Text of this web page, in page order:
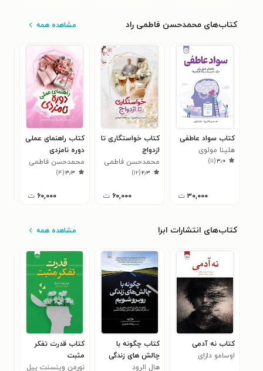
کتاب‌های محمدحسن فاطمی راد مشاهده همه
کتاب سواد عاطفی
هلینا مولوی
۳٫۰(۱۱)
۳۰,۰۰۰ ت
کتاب خواستگاری تا
ازدواج
محمدحسن فاطمی
راد ۲٫۳(۱۲)
۶۰,۰۰۰ ت
کتاب راهنمای عملی
دوره نامزدی
محمدحسن فاطمی
راد ۳٫۳(۴)
۶۰,۰۰۰ ت
کتاب‌های انتشارات ابرا مشاهده همه
کتاب نه آدمی
اوسامو دازای
کتاب چگونه با
چالش های زندگی
خود روبرو شویم
هال الرود
کتاب قدرت تفکر
مثبت
نورمن وینسنت پیل